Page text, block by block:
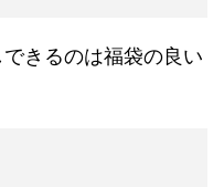
きるのは福袋の良い